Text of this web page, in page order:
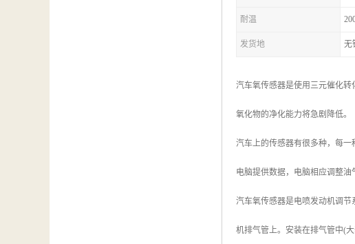
耐温
发货地 无
汽车氧传感器是使用三元催化
氧化物的净化能力将急剧降低。
汽车上的传感器有很多种，每
电脑提供数据，电脑相应调整油
汽车氧传感器是电喷发动机调
机排气管上。安装在排气管中(